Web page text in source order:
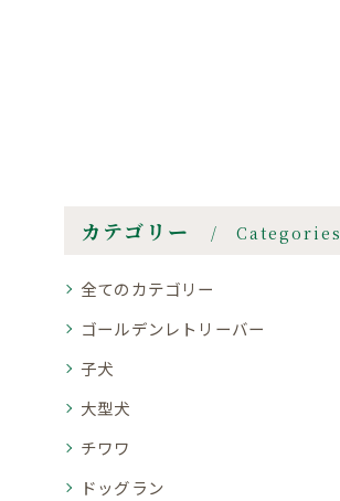
カテゴリー Categories
全てのカテゴリー
ゴールデンレトリーバー
子犬
大型犬
チワワ
ドッグラン